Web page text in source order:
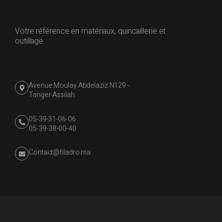
Votre référence en matériaux, quincaillerie et
outillage.
Avenue Moulay Abdelaziz N129 -
Tanger-Assilah
05-39-31-06-06
05-39-38-00-40
Contact@filadro.ma